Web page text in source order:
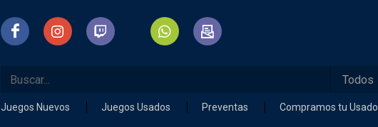
Juegos Nuevos Juegos Usados Preventas Compramos tu Usado